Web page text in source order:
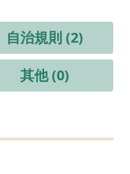
自治規則 (2)
其他 (0)